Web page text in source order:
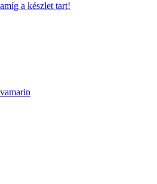
a készlet tart!